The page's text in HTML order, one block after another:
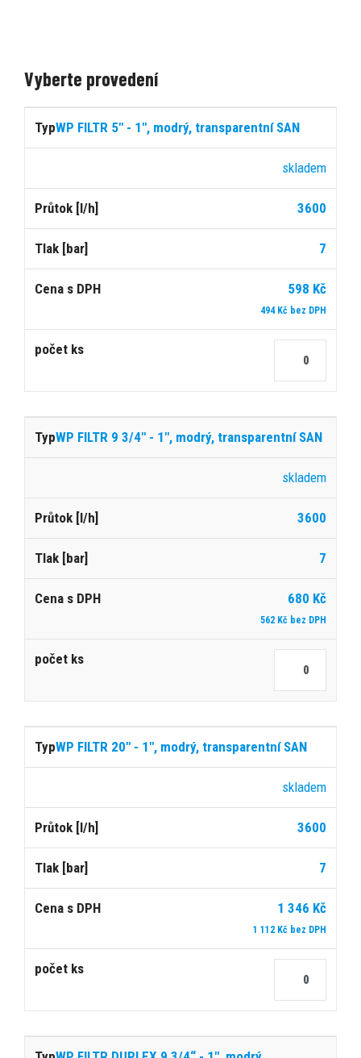
Vyberte provedení
Cena
s
DPH
Počet
ks
[l/h]
WP FILTR 5" - 1", modrý, transparentní SAN
skladem
3600
7
598 Kč
494 Kč bez DPH
WP FILTR 9 3/4" - 1", modrý, transparentní SAN
skladem
3600
7
680 Kč
562 Kč bez DPH
WP FILTR 20" - 1", modrý, transparentní SAN
skladem
3600
7
1 346 Kč
1 112 Kč bez DPH